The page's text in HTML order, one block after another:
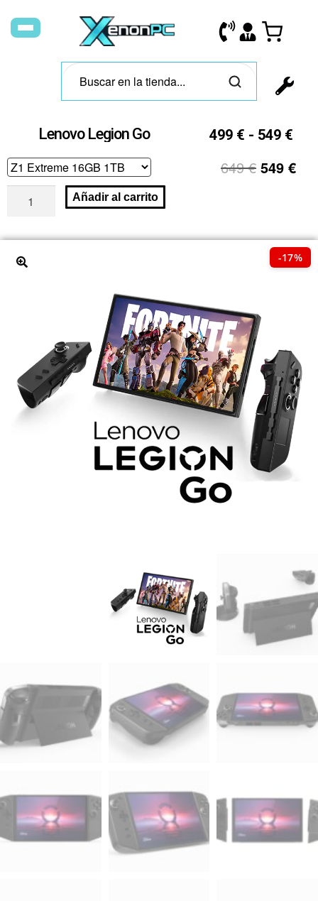
Lenovo Legion Go 499 € - 549 €
649€ 549 €
Añadir al carrito
-17%